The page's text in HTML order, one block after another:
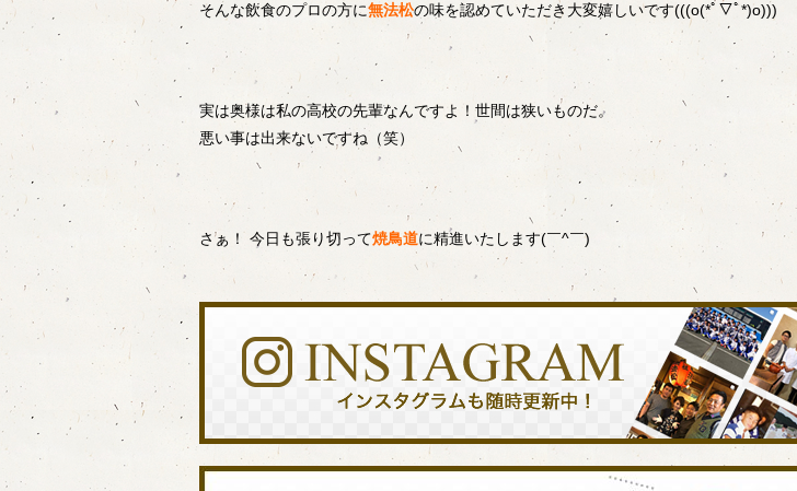
そんな飲食のプロの方に無法松の味を認めていただき大変嬉しいです(((o(*ﾟ▽ﾟ*)o)))
実は奥様は私の高校の先輩なんですよ！世間は狭いものだ。
悪い事は出来ないですね（笑）
さぁ！ 今日も張り切って焼鳥道に精進いたします(￣^￣)ゞ